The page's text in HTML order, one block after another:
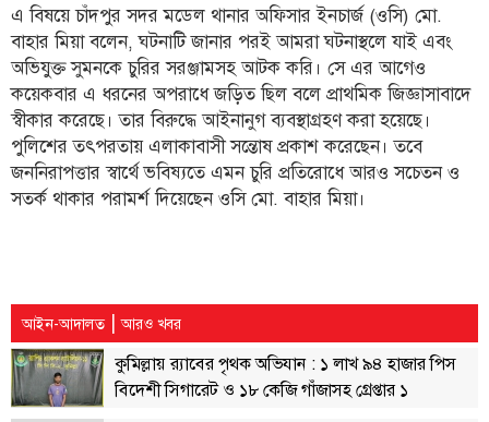
মতামত
ধর্ম
শিশু-
কিশোর
ক্যাম্পাস
নারী
ও
শিশু
ভ্রমণ
এ বিষয়ে চাঁদপুর সদর মডেল থানার অফিসার ইনচার্জ (ওসি) মো.
বাহার মিয়া বলেন, ঘটনাটি জানার পরই আমরা ঘটনাস্থলে যাই এবং
অভিযুক্ত সুমনকে চুরির সরঞ্জামসহ আটক করি। সে এর আগেও
কয়েকবার এ ধরনের অপরাধে জড়িত ছিল বলে প্রাথমিক জিজ্ঞাসাবাদে
স্বীকার করেছে। তার বিরুদ্ধে আইনানুগ ব্যবস্থাগ্রহণ করা হয়েছে।
পুলিশের তৎপরতায় এলাকাবাসী সন্তোষ প্রকাশ করেছেন। তবে
জননিরাপত্তার স্বার্থে ভবিষ্যতে এমন চুরি প্রতিরোধে আরও সচেতন ও
সতর্ক থাকার পরামর্শ দিয়েছেন ওসি মো. বাহার মিয়া।
আইন-আদালত | আরও খবর
কুমিল্লায় র‌্যাবের পৃথক অভিযান : ১ লাখ ৯৪ হাজার পিস
বিদেশী সিগারেট ও ১৮ কেজি গাঁজাসহ গ্রেপ্তার ১